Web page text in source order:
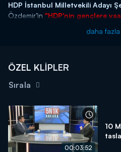
HDP İstanbul Milletvekili Adayı
Özdemir’in "HDP'nin gençlere
daha
ÖZEL KLİPLER
Sırala
00:03:52
10